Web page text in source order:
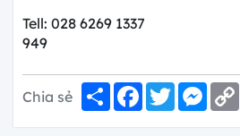
Tell: 028 6269 1337
949
Chia sẻ ShareFacebook
Twitter